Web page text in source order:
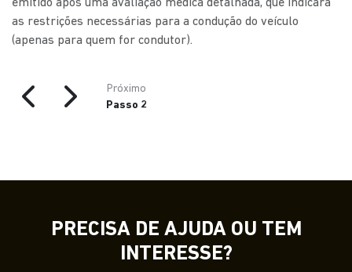
emitido após uma avaliação médica detalhada, que indicará
as restrições necessárias para a condução do veículo
(apenas para quem for condutor).
Próximo
Passo 2
PRECISA DE AJUDA OU TEM
INTERESSE?